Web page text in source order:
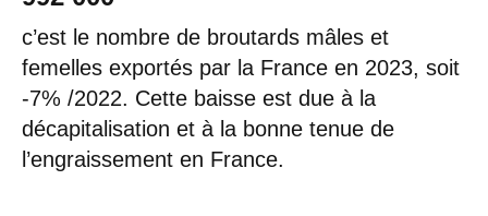
c’est le nombre de broutards mâles et
femelles exportés par la France en 2023, soit
-7% /2022. Cette baisse est due à la
décapitalisation et à la bonne tenue de
l’engraissement en France.